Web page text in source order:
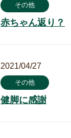
その他
赤ちゃん返り？
2021/04/27
その他
健脚に感謝